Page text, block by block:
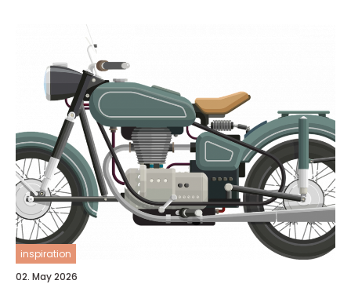
inspiration
02. May 2026